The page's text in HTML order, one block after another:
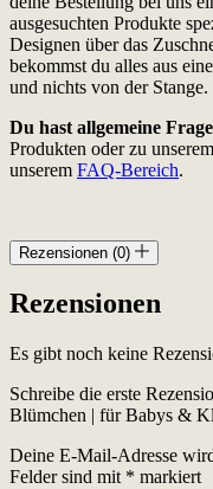
ausgesuchten Produkte
Designen über das
bekommst du alles aus
und nichts von der Stange.
Du hast allgemeine
Produkten oder zu
unserem FAQ-Bereich.
Rezensionen (0)
Rezensionen
Es gibt noch keine
Schreibe die erste
Blümchen | für Babys &
Deine E-Mail-Adresse
Felder sind mit * markiert